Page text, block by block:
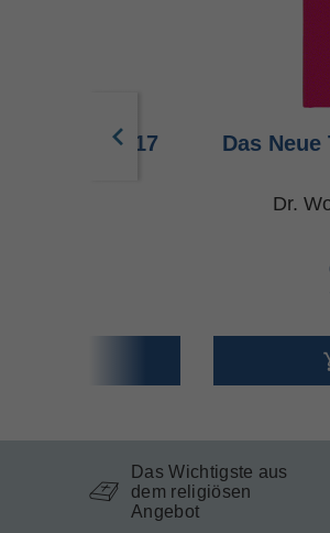
revidiert 2017
Das
Dr.
Das Wichtigste aus
dem religiösen
Angebot